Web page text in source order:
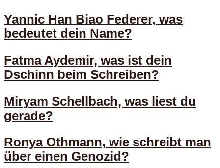
Yannic Han Biao Federer, was
bedeutet dein Name?
Fatma Aydemir, was ist dein
Dschinn beim Schreiben?
Miryam Schellbach, was liest du
gerade?
Ronya Othmann, wie schreibt man
über einen Genozid?